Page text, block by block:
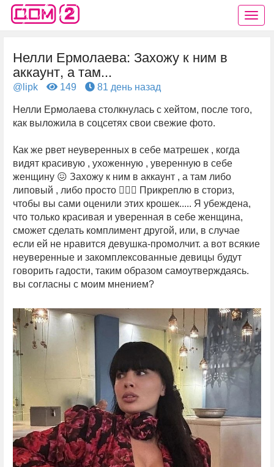
Нелли Ермолаева: Захожу к ним в
аккаунт, а там...
@lipk 149 81 день назад
Нелли Ермолаева столкнулась с хейтом, после того,
как выложила в соцсетях свои свежие фото.
Как же рвет неуверенных в себе матрешек , когда
видят красивую , ухоженную , уверенную в себе
женщину 😖 Захожу к ним в аккаунт , а там либо
липовый , либо просто 🤦🏻‍♀️ Прикреплю в сториз,
чтобы вы сами оценили этих крошек..... Я убеждена,
что только красивая и уверенная в себе женщина,
сможет сделать комплимент другой, или, в случае
если ей не нравится девушка-промолчит. а вот всякие
неуверенные и закомплексованные девицы будут
говорить гадости, таким образом самоутверждаясь.
вы согласны с моим мнением?